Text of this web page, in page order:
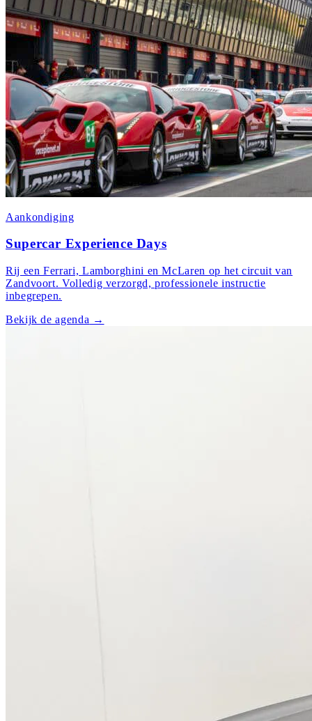
Aankondiging
Supercar Experience Days
Rij een Ferrari, Lamborghini en McLaren op het circuit van
Zandvoort. Volledig verzorgd, professionele instructie
inbegrepen.
Bekijk de agenda →